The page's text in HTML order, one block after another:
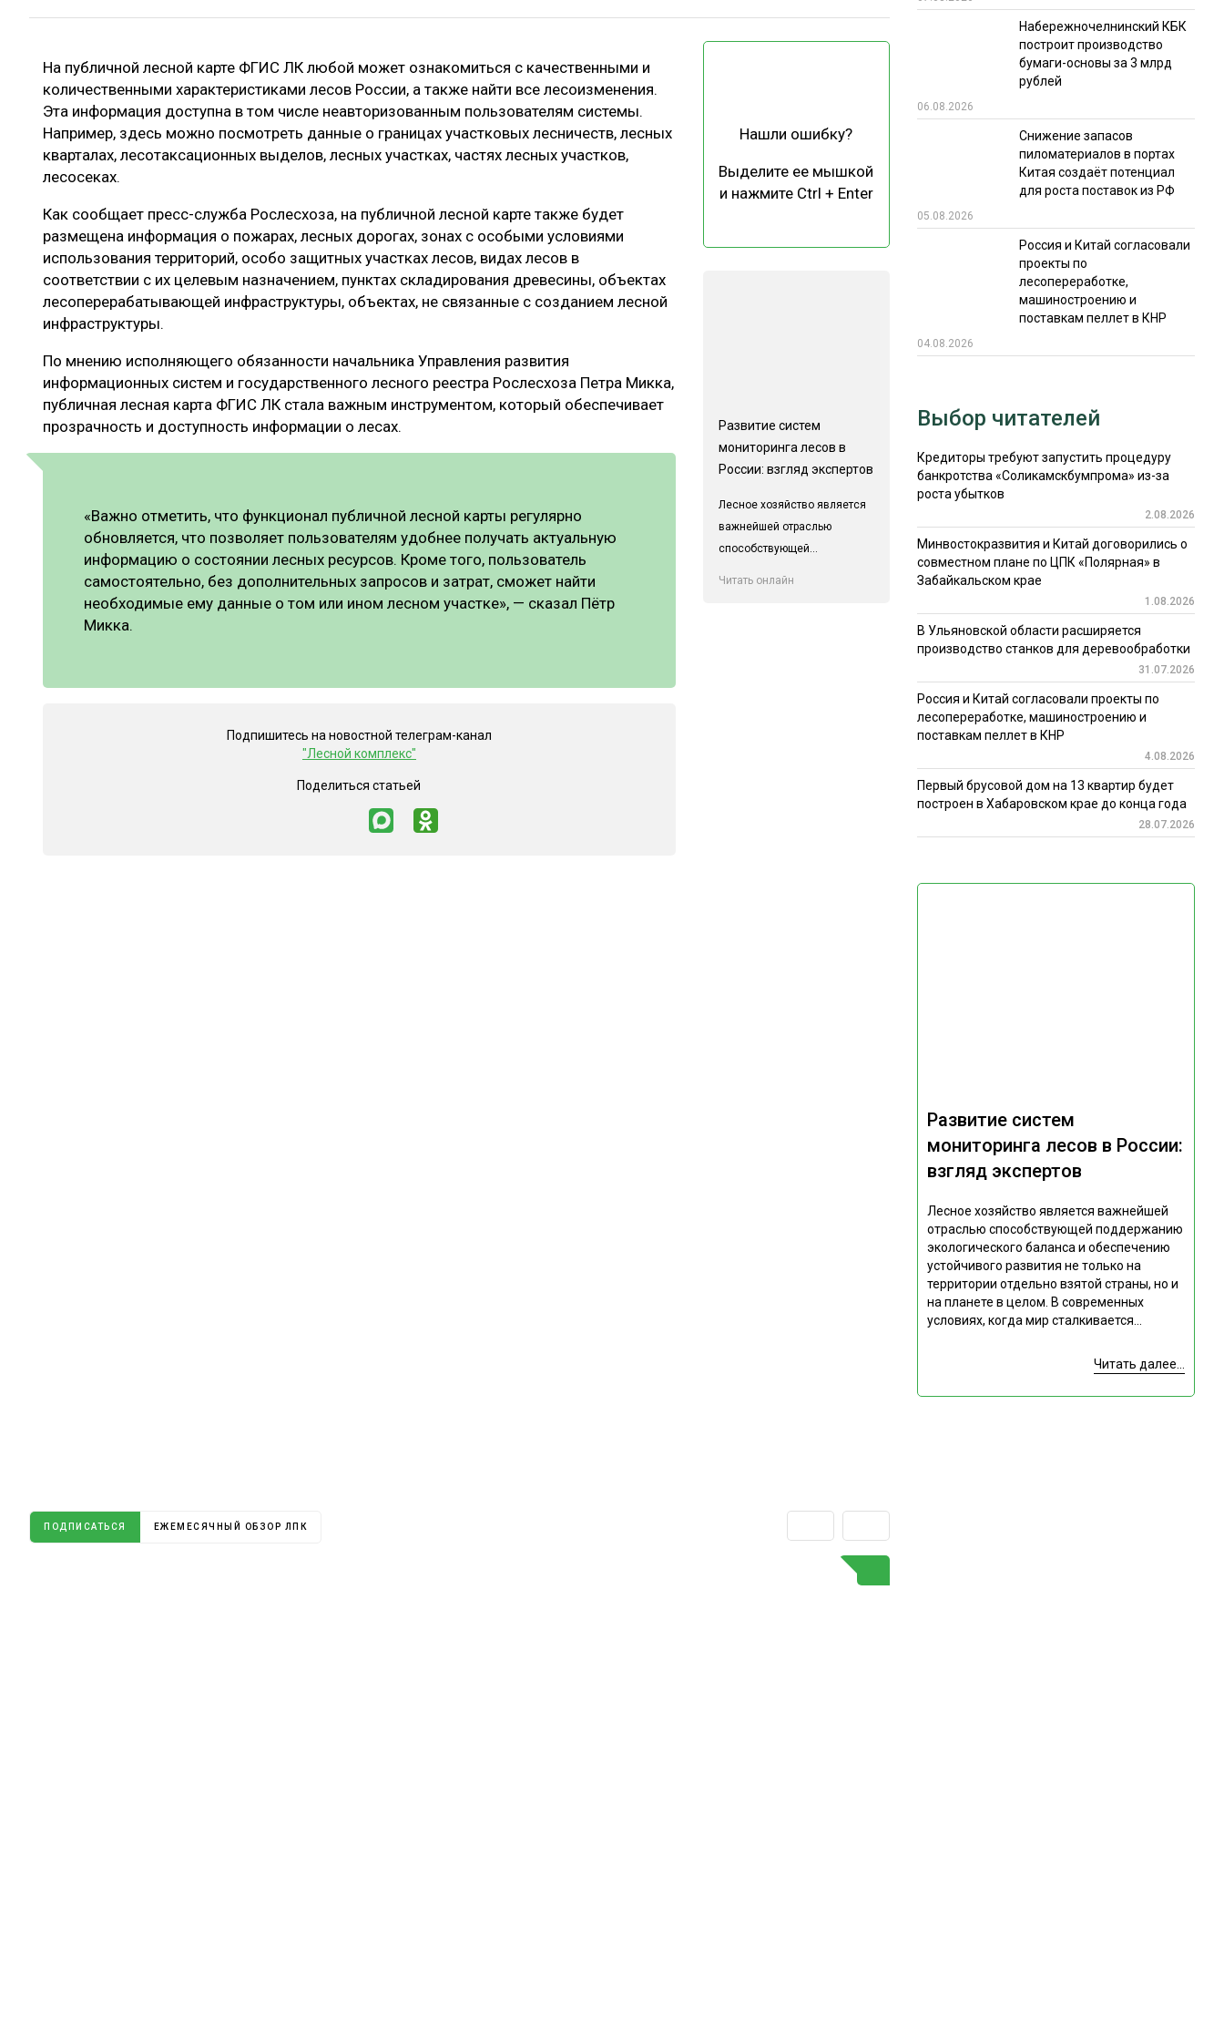
ПРОИЗВОДСТВО ДРЕВЕСНЫХ ПЛИТ
ЦБП
ОТРАСЛЕВАЯ ДИСКУССИЯ
ЭКСПЕРТНОЕ МНЕНИЕ
ИТОГИ МЕРОПРИЯТИЙ
На публичной лесной карте ФГИС ЛК любой может ознакомиться с качественными и
количественными характеристиками лесов России, а также найти все лесоизменения.
Эта информация доступна в том числе неавторизованным пользователям системы.
Например, здесь можно посмотреть данные о границах участковых лесничеств, лесных
кварталах, лесотаксационных выделов, лесных участках, частях лесных участков,
лесосеках.
Как сообщает пресс-служба Рослесхоза, на публичной лесной карте также будет
размещена информация о пожарах, лесных дорогах, зонах с особыми условиями
использования территорий, особо защитных участках лесов, видах лесов в
соответствии с их целевым назначением, пунктах складирования древесины, объектах
лесоперерабатывающей инфраструктуры, объектах, не связанные с созданием лесной
инфраструктуры.
По мнению исполняющего обязанности начальника Управления развития
информационных систем и государственного лесного реестра Рослесхоза Петра Микка,
публичная лесная карта ФГИС ЛК стала важным инструментом, который обеспечивает
прозрачность и доступность информации о лесах.
«Важно отметить, что функционал публичной лесной карты регулярно
обновляется, что позволяет пользователям удобнее получать актуальную
информацию о состоянии лесных ресурсов. Кроме того, пользователь
самостоятельно, без дополнительных запросов и затрат, сможет найти
необходимые ему данные о том или ином лесном участке», — сказал Пётр
Микка.
Подпишитесь на новостной телеграм-канал
"Лесной комплекс"
Поделиться статьей
Нашли ошибку?
Выделите ее мышкой
и нажмите Ctrl + Enter
Развитие систем
мониторинга лесов в
России: взгляд экспертов
Лесное хозяйство является
важнейшей отраслью
способствующей...
Читать онлайн
Набережночелнинский КБК
построит производство
бумаги-основы за 3 млрд
рублей
06.08.2026
Снижение запасов
пиломатериалов в портах
Китая создаёт потенциал
для роста поставок из РФ
05.08.2026
Россия и Китай согласовали
проекты по
лесопереработке,
машиностроению и
поставкам пеллет в КНР
04.08.2026
Развитие систем
мониторинга лесов в России:
взгляд экспертов
Лесное хозяйство является важнейшей
отраслью способствующей поддержанию
экологического баланса и обеспечению
устойчивого развития не только на
территории отдельно взятой страны, но и
на планете в целом. В современных
условиях, когда мир сталкивается...
Читать далее...
ПОДПИСАТЬСЯ ЕЖЕМЕСЯЧНЫЙ ОБЗОР ЛПК
Выбор читателей
Кредиторы требуют запустить процедуру
банкротства «Соликамскбумпрома» из-за
роста убытков
2.08.2026
Минвостокразвития и Китай договорились о
совместном плане по ЦПК «Полярная» в
Забайкальском крае
1.08.2026
В Ульяновской области расширяется
производство станков для деревообработки
31.07.2026
Россия и Китай согласовали проекты по
лесопереработке, машиностроению и
поставкам пеллет в КНР
4.08.2026
Первый брусовой дом на 13 квартир будет
построен в Хабаровском крае до конца года
28.07.2026